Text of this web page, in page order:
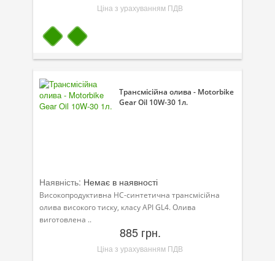
Зимова програмаЦіна з урахуванням ПДВ
Трансмісійна олива - Motorbike
Gear Oil 10W-30 1л.
Наявність: Немає в наявності
Високопродуктивна НС-синтетична трансмісійна
олива високого тиску, класу API GL4. Олива
виготовлена ..
885 грн.
Ціна з урахуванням ПДВ